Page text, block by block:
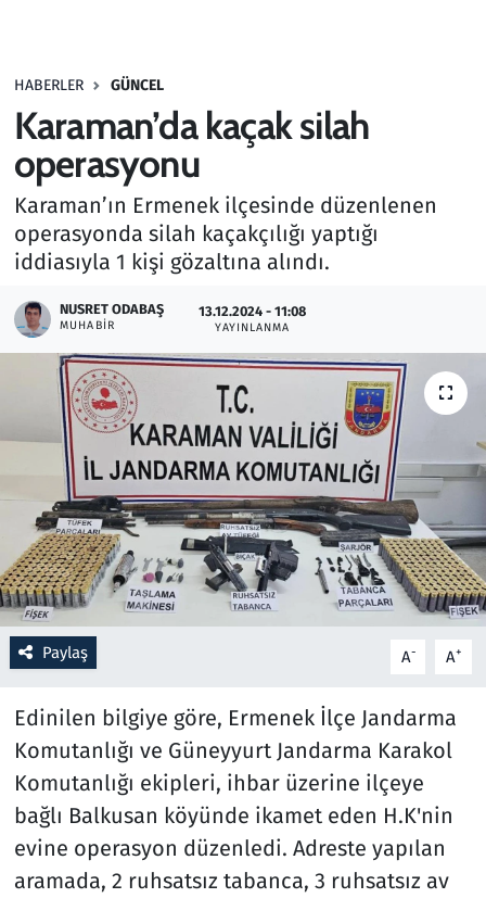
HABERLER GÜNCEL
Karaman’da kaçak silah
operasyonu
Karaman’ın Ermenek ilçesinde düzenlenen
operasyonda silah kaçakçılığı yaptığı
iddiasıyla 1 kişi gözaltına alındı.
NUSRET ODABAŞ
MUHABIR
13.12.2024 - 11:08
YAYINLANMA
Paylaş A- A+
Edinilen bilgiye göre, Ermenek İlçe Jandarma
Komutanlığı ve Güneyyurt Jandarma Karakol
Komutanlığı ekipleri, ihbar üzerine ilçeye
bağlı Balkusan köyünde ikamet eden H.K'nin
evine operasyon düzenledi. Adreste yapılan
aramada, 2 ruhsatsız tabanca, 3 ruhsatsız av
Haber
Kurumsal Haberler
Lezzet Durağı
Memur ve Kamu
Otomobil
Oyun
Ramazan
Resmi İlanlar
Rüya Tabirleri
Sağlık
Savunma Sanayi
Seçim 2023
Spor
Teknoloji ve Bilim